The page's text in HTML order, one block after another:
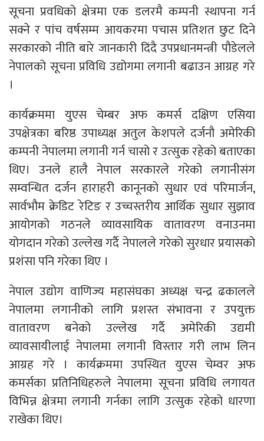
सूचना प्रवधिको क्षेत्रमा एक डलरमै कम्पनी स्थापना गर्न
सक्ने र पांच वर्षसम्म आयकरमा पचास प्रतिशत छुट दिने
सरकारको नीति बारे जानकारी दिंदै उपप्रधानमन्त्री पौडेलले
नेपालको सूचना प्रविधि उद्योगमा लगानी बढाउन आग्रह गरे
।
कार्यक्रममा युएस चेम्बर अफ कमर्स दक्षिण एसिया
उपक्षेत्रका बरिष्ठ उपाध्यक्ष अतुल केशपले दर्जनौ अमेरिकी
कम्पनी नेपालमा लगानी गर्न चासो र उत्सुक रहेको बताएका
थिए। उनले हालै नेपाल सरकारले गरेको लगानीसंग
सम्वन्धित दर्जन हाराहरी कानूनको सुधार एवं परिमार्जन,
सार्वभौम क्रेडिट रेटिङ र उच्चस्तरीय आर्थिक सुधार सुझाव
आयोगको गठनले व्यावसायिक वातावरण वनाउनमा
योगदान गरेको उल्लेख गर्दै नेपालले गरेको सुरधार प्रयासको
प्रशंसा पनि गरेका थिए ।
नेपाल उद्योग वाणिज्य महासंघका अध्यक्ष चन्द्र ढकालले
नेपालमा लगानीको लागि प्रशस्त संभावना र उपयुक्त
वातावरण बनेको उल्लेख गर्दै अमेरिकी उद्यमी
व्यावसायीलाई नेपालमा लगानी विस्तार गरी लाभ लिन
आग्रह गरे । कार्यक्रममा उपस्थित युएस चेम्वर अफ
कमर्सका प्रतिनिधिहरुले नेपालमा सूचना प्रविधि लगायत
विभिन्न क्षेत्रमा लगानी गर्नका लागि उत्सुक रहेको धारणा
राखेका थिए।